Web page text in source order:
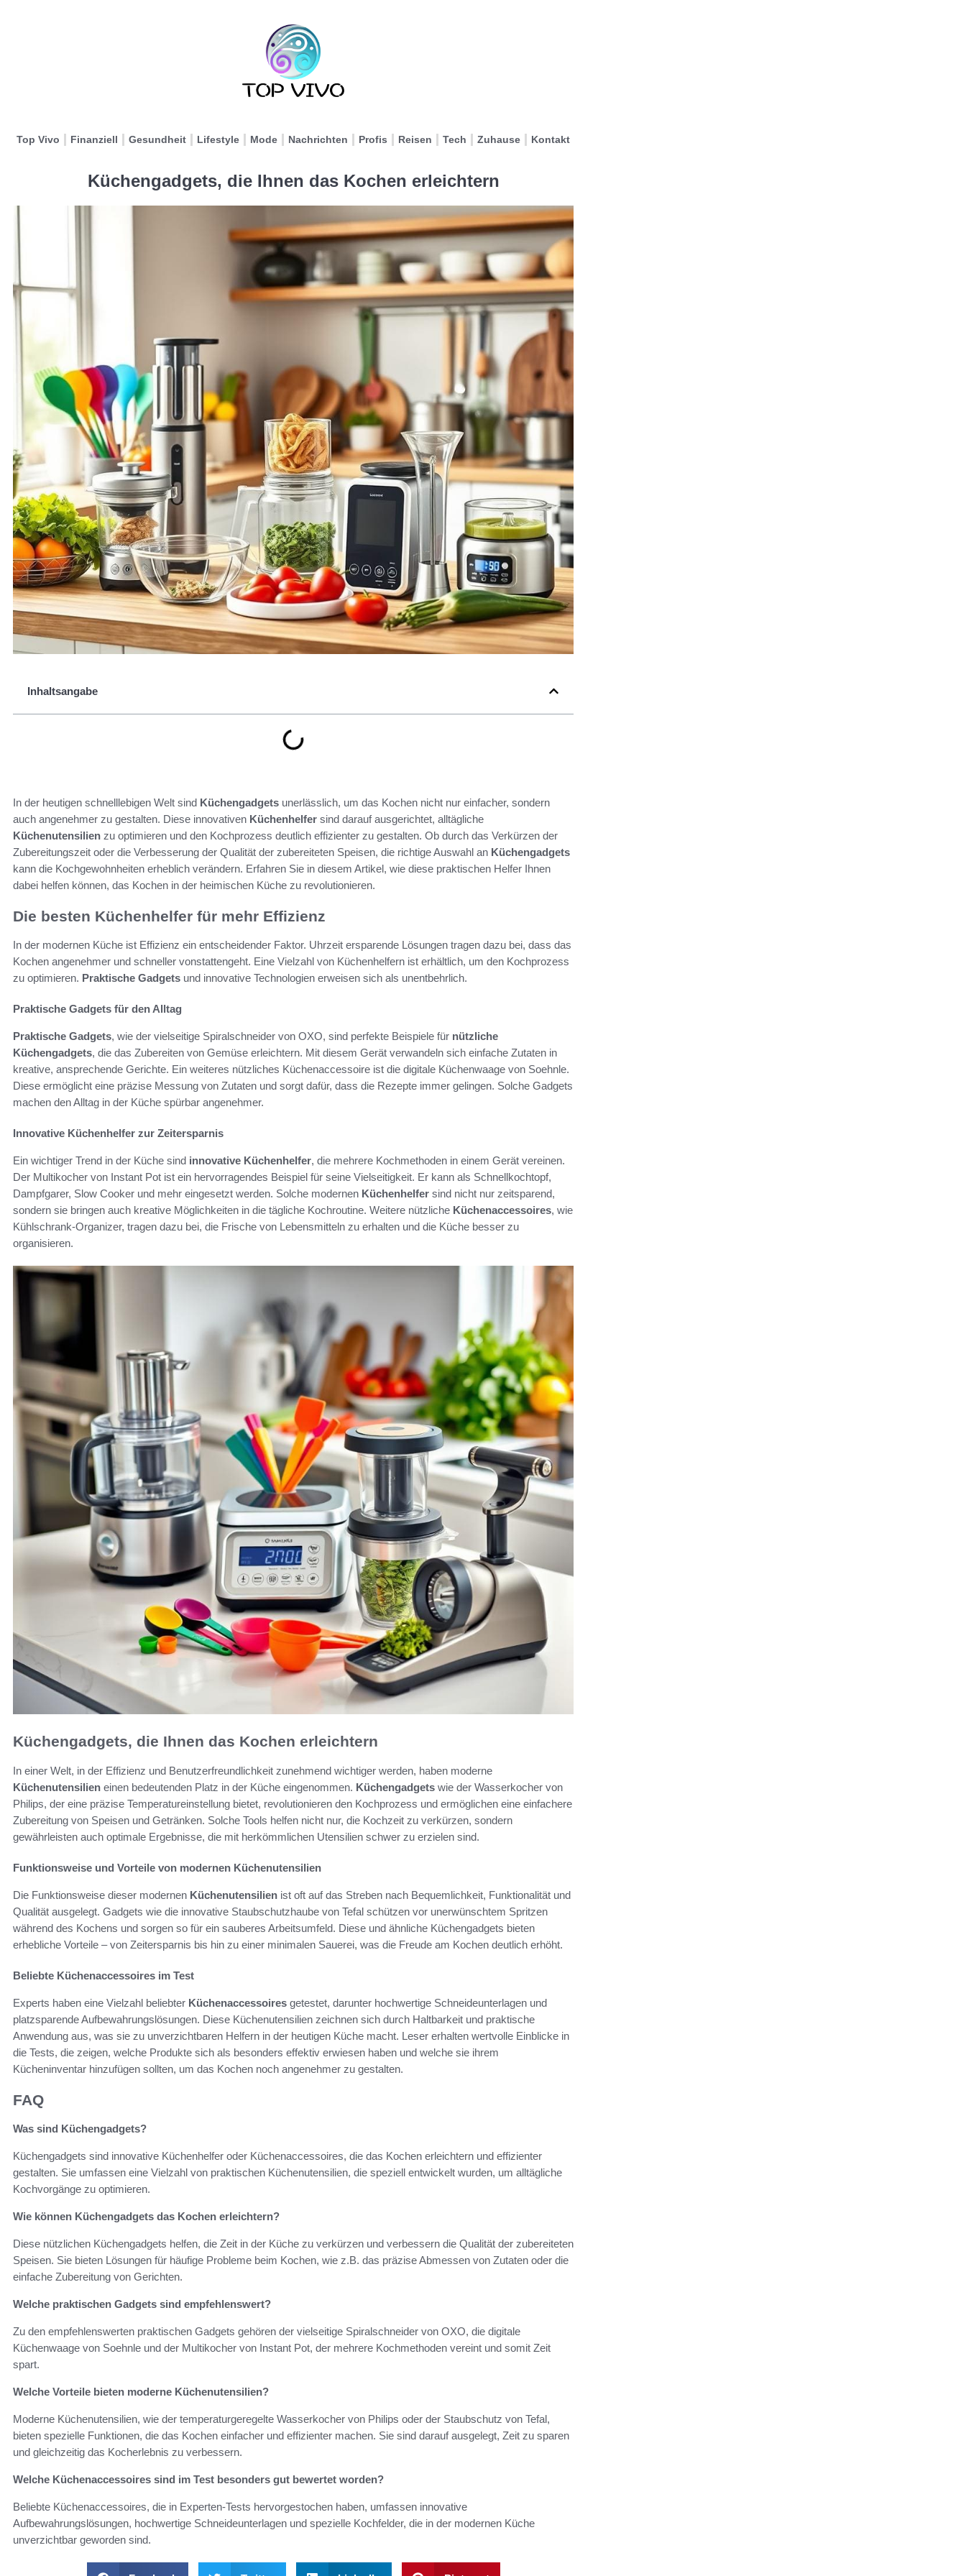
Top Vivo Finanziell Gesundheit Lifestyle Mode Nachrichten Profis Reisen Tech Zuhause Kontakt
Küchengadgets, die Ihnen das Kochen erleichtern
Inhaltsangabe
In der heutigen schnelllebigen Welt sind Küchengadgets unerlässlich, um das Kochen nicht nur einfacher, sondern
auch angenehmer zu gestalten. Diese innovativen Küchenhelfer sind darauf ausgerichtet, alltägliche
Küchenutensilien zu optimieren und den Kochprozess deutlich effizienter zu gestalten. Ob durch das Verkürzen der
Zubereitungszeit oder die Verbesserung der Qualität der zubereiteten Speisen, die richtige Auswahl an Küchengadgets
kann die Kochgewohnheiten erheblich verändern. Erfahren Sie in diesem Artikel, wie diese praktischen Helfer Ihnen
dabei helfen können, das Kochen in der heimischen Küche zu revolutionieren.
Die besten Küchenhelfer für mehr Effizienz
In der modernen Küche ist Effizienz ein entscheidender Faktor. Uhrzeit ersparende Lösungen tragen dazu bei, dass das
Kochen angenehmer und schneller vonstattengeht. Eine Vielzahl von Küchenhelfern ist erhältlich, um den Kochprozess
zu optimieren. Praktische Gadgets und innovative Technologien erweisen sich als unentbehrlich.
Praktische Gadgets für den Alltag
Praktische Gadgets, wie der vielseitige Spiralschneider von OXO, sind perfekte Beispiele für nützliche
Küchengadgets, die das Zubereiten von Gemüse erleichtern. Mit diesem Gerät verwandeln sich einfache Zutaten in
kreative, ansprechende Gerichte. Ein weiteres nützliches Küchenaccessoire ist die digitale Küchenwaage von Soehnle.
Diese ermöglicht eine präzise Messung von Zutaten und sorgt dafür, dass die Rezepte immer gelingen. Solche Gadgets
machen den Alltag in der Küche spürbar angenehmer.
Innovative Küchenhelfer zur Zeitersparnis
Ein wichtiger Trend in der Küche sind innovative Küchenhelfer, die mehrere Kochmethoden in einem Gerät vereinen.
Der Multikocher von Instant Pot ist ein hervorragendes Beispiel für seine Vielseitigkeit. Er kann als Schnellkochtopf,
Dampfgarer, Slow Cooker und mehr eingesetzt werden. Solche modernen Küchenhelfer sind nicht nur zeitsparend,
sondern sie bringen auch kreative Möglichkeiten in die tägliche Kochroutine. Weitere nützliche Küchenaccessoires, wie
Kühlschrank-Organizer, tragen dazu bei, die Frische von Lebensmitteln zu erhalten und die Küche besser zu
organisieren.
Küchengadgets, die Ihnen das Kochen erleichtern
In einer Welt, in der Effizienz und Benutzerfreundlichkeit zunehmend wichtiger werden, haben moderne
Küchenutensilien einen bedeutenden Platz in der Küche eingenommen. Küchengadgets wie der Wasserkocher von
Philips, der eine präzise Temperatureinstellung bietet, revolutionieren den Kochprozess und ermöglichen eine einfachere
Zubereitung von Speisen und Getränken. Solche Tools helfen nicht nur, die Kochzeit zu verkürzen, sondern
gewährleisten auch optimale Ergebnisse, die mit herkömmlichen Utensilien schwer zu erzielen sind.
Funktionsweise und Vorteile von modernen Küchenutensilien
Die Funktionsweise dieser modernen Küchenutensilien ist oft auf das Streben nach Bequemlichkeit, Funktionalität und
Qualität ausgelegt. Gadgets wie die innovative Staubschutzhaube von Tefal schützen vor unerwünschtem Spritzen
während des Kochens und sorgen so für ein sauberes Arbeitsumfeld. Diese und ähnliche Küchengadgets bieten
erhebliche Vorteile – von Zeitersparnis bis hin zu einer minimalen Sauerei, was die Freude am Kochen deutlich erhöht.
Beliebte Küchenaccessoires im Test
Experts haben eine Vielzahl beliebter Küchenaccessoires getestet, darunter hochwertige Schneideunterlagen und
platzsparende Aufbewahrungslösungen. Diese Küchenutensilien zeichnen sich durch Haltbarkeit und praktische
Anwendung aus, was sie zu unverzichtbaren Helfern in der heutigen Küche macht. Leser erhalten wertvolle Einblicke in
die Tests, die zeigen, welche Produkte sich als besonders effektiv erwiesen haben und welche sie ihrem
Kücheninventar hinzufügen sollten, um das Kochen noch angenehmer zu gestalten.
FAQ
Was sind Küchengadgets?
Küchengadgets sind innovative Küchenhelfer oder Küchenaccessoires, die das Kochen erleichtern und effizienter
gestalten. Sie umfassen eine Vielzahl von praktischen Küchenutensilien, die speziell entwickelt wurden, um alltägliche
Kochvorgänge zu optimieren.
Wie können Küchengadgets das Kochen erleichtern?
Diese nützlichen Küchengadgets helfen, die Zeit in der Küche zu verkürzen und verbessern die Qualität der zubereiteten
Speisen. Sie bieten Lösungen für häufige Probleme beim Kochen, wie z.B. das präzise Abmessen von Zutaten oder die
einfache Zubereitung von Gerichten.
Welche praktischen Gadgets sind empfehlenswert?
Zu den empfehlenswerten praktischen Gadgets gehören der vielseitige Spiralschneider von OXO, die digitale
Küchenwaage von Soehnle und der Multikocher von Instant Pot, der mehrere Kochmethoden vereint und somit Zeit
spart.
Welche Vorteile bieten moderne Küchenutensilien?
Moderne Küchenutensilien, wie der temperaturgeregelte Wasserkocher von Philips oder der Staubschutz von Tefal,
bieten spezielle Funktionen, die das Kochen einfacher und effizienter machen. Sie sind darauf ausgelegt, Zeit zu sparen
und gleichzeitig das Kocherlebnis zu verbessern.
Welche Küchenaccessoires sind im Test besonders gut bewertet worden?
Beliebte Küchenaccessoires, die in Experten-Tests hervorgestochen haben, umfassen innovative
Aufbewahrungslösungen, hochwertige Schneideunterlagen und spezielle Kochfelder, die in der modernen Küche
unverzichtbar geworden sind.